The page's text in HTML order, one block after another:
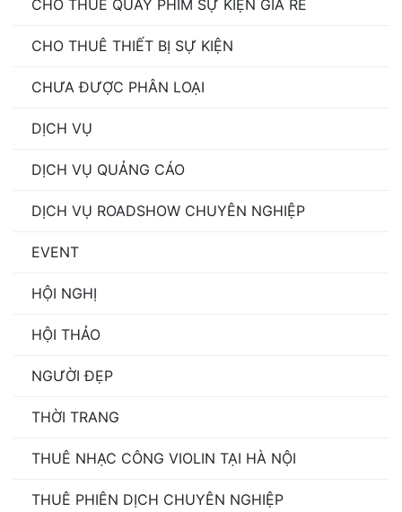
CHO THUÊ QUAY PHIM SỰ KIỆN GIÁ RẺ
CHO THUÊ THIẾT BỊ SỰ KIỆN
CHƯA ĐƯỢC PHÂN LOẠI
DỊCH VỤ
DỊCH VỤ QUẢNG CÁO
DỊCH VỤ ROADSHOW CHUYÊN NGHIỆP
EVENT
HỘI NGHỊ
HỘI THẢO
NGƯỜI ĐẸP
THỜI TRANG
THUÊ NHẠC CÔNG VIOLIN TẠI HÀ NỘI
THUÊ PHIÊN DỊCH CHUYÊN NGHIỆP